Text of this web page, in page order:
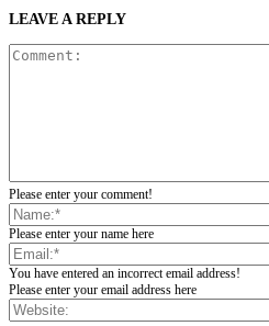
LEAVE A REPLY
Please enter your comment!
Please enter your name here
You have entered an incorrect email address!
Please enter your email address here